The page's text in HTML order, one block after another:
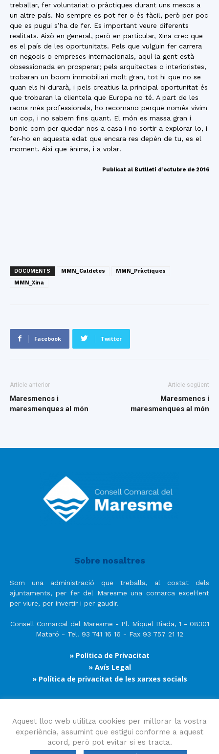
treballar, fer voluntariat o pràctiques durant uns mesos a
un altre país. No sempre es pot fer o és fàcil, però per poc
que es pugui s’ha de fer. Es important veure diferents
realitats. Això en general, però en particular, Xina crec que
es el país de les oportunitats. Pels que vulguin fer carrera
en negocis o empreses internacionals, aquí la gent està
obsessionada en prosperar; pels arquitectes o interioristes,
trobaran un boom immobiliari molt gran, tot hi que no se
quan els hi durarà, i pels creatius la principal oportunitat és
que trobaran la clientela que Europa no té. A part de les
raons més professionals, ho recomano perquè només vivim
un cop, i no sabem fins quant. El món es massa gran i
bonic com per quedar-nos a casa i no sortir a explorar-lo, i
fer-ho en aquesta edat que encara res depèn de tu, es el
moment. Així que ànims, i a volar!
Publicat al Butlletí d’octubre de 2016
DOCUMENTS MMN_Caldetes
MMN_Pràctiques
MMN_Xina
Facebook Twitter
Article anterior
Maresmencs i
maresmenques al món
Article següent
Maresmencs i
maresmenques al món
Sobre nosaltres
Som una administració que treballa, al costat dels
ajuntaments, per fer del Maresme una comarca excel·lent
per viure, per invertir i per gaudir.
Consell Comarcal del Maresme - Pl. Miquel Biada, 1 - 08301
Mataró - Tel. 93 741 16 16 - Fax 93 757 21 12
» Política de Privacitat
» Avís Legal
» Política de privacitat de les xarxes socials
Segueix-nos
Aquest lloc web utilitza cookies per millorar la vostra
experiència, assumint que estigui conforme a aquest
acord, però pot evitar si es tracta.